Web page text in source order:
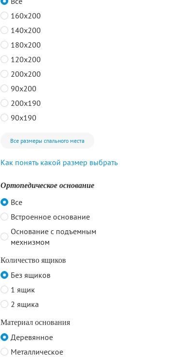
160x200
140x200
180x200
120x200
200x200
90x200
200x190
90x190
Все размеры спального места
Как понять какой размер выбрать
Ортопедическое основание
Все
Встроенное основание
Основание с подъемным
мехнизмом
Количество ящиков
Без ящиков
1 ящик
2 ящика
Материал основания
Деревянное
Металлическое